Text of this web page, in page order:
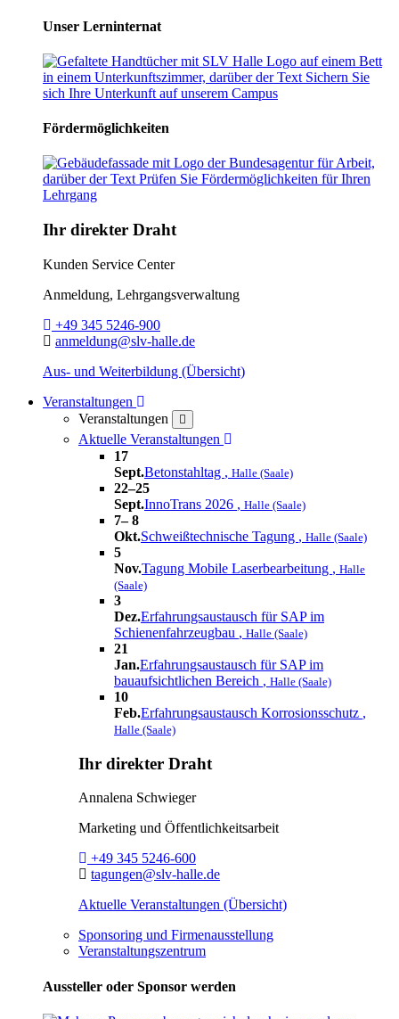
Unser Lerninternat
Fördermöglichkeiten
Ihr direkter Draht
Kunden Service Center
Anmeldung, Lehrgangsverwaltung
Telefon:
+49 345 5246-900
E-Mail:
anmeldung@slv-halle.de
Aus- und Weiterbildung (Übersicht)
Veranstaltungen
Veranstaltungen
Aktuelle Veranstaltungen Toggle Dropdown
17
Sept.Betonstahltag , Halle (Saale)
22–25
Sept.InnoTrans 2026 , Halle (Saale)
7– 8
Okt.Schweißtechnische Tagung , Halle (Saale)
5
Nov.Tagung Mobile Laserbearbeitung , Halle
(Saale)
3
Dez.Erfahrungsaustausch für SAP im
Schienenfahrzeugbau , Halle (Saale)
21
Jan.Erfahrungsaustausch für SAP im
bauaufsichtlichen Bereich , Halle (Saale)
10
Feb.Erfahrungsaustausch Korrosionsschutz ,
Halle (Saale)
Ihr direkter Draht
Annalena Schwieger
Marketing und Öffentlichkeitsarbeit
Telefon:
+49 345 5246-600
E-Mail:
tagungen@slv-halle.de
Aktuelle Veranstaltungen (Übersicht)
Sponsoring und Firmenausstellung
Veranstaltungszentrum
Aussteller oder Sponsor werden